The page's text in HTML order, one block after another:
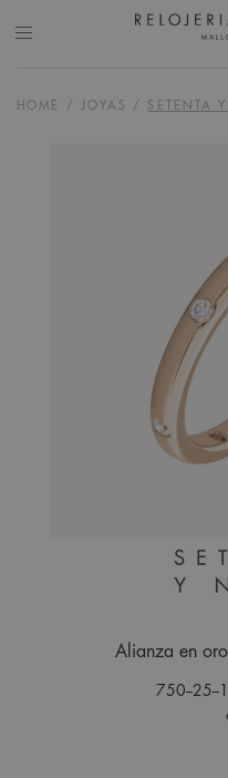
HOME / JOYAS / SETENTA
Alianza en
750--25--